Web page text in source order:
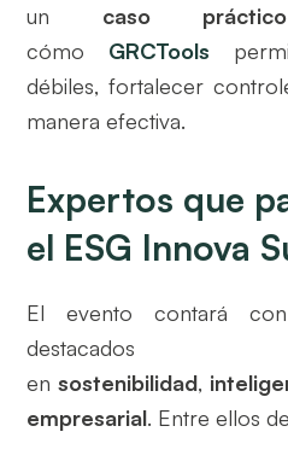
un caso práctico
cómo GRCTools
débiles, fortalecer
manera efectiva.
Expertos que
el ESG Innova
El evento contará
ensostenibilidad,
empresarial. Entre ellos